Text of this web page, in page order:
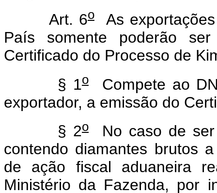
Art. 6oAs exportações
País somente poderão
Certificado do Processo de
§ 1oCompete ao
exportador, a emissão do
§ 2o
No caso de ser
contendo diamantes brutos
de ação fiscal aduaneira
Ministério da Fazenda, por